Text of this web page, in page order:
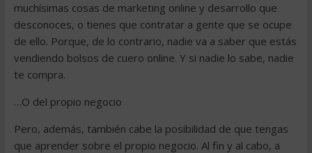
muchísimas cosas de marketing online y desarrollo que
desconoces, o tienes que contratar a gente que se ocupe
de ello. Porque, de lo contrario, nadie va a saber que estás
vendiendo bolsos de cuero online. Y si nadie lo sabe, nadie
te compra.
…O del propio negocio
Pero, además, también cabe la posibilidad de que tengas
que aprender sobre el propio negocio. Al fin y al cabo, a